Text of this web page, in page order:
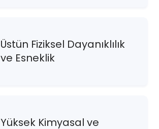
Üstün Fiziksel Dayanıklılık
ve Esneklik
Yüksek Kimyasal ve